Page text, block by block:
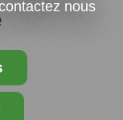
nous